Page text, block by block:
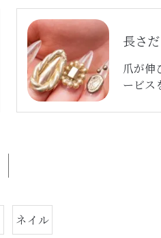
長さ
爪が伸
ービス
ネイル